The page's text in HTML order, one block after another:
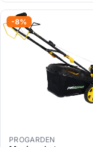
-8%
PROGARDEN